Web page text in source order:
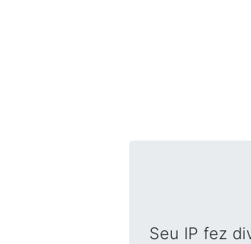
Seu IP fez